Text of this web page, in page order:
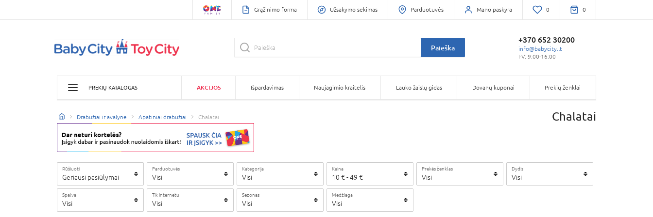
Grąžinimo forma Užsakymo sekimas Parduotuvės Mano paskyra 0 0
Paieška
+370 652 30200
info@babycity.lt
I-V: 9:00-16:00
PREKIŲ KATALOGAS AKCIJOS Išpardavimas Naujagimio kraitelis Lauko žaislų gidas Dovanų kuponai Prekių ženklai
Drabužiai ir avalynė Apatiniai drabužiai Chalatai Chalatai
Rūšiuoti
Geriausi pasiūlymai
Parduotuvės
Visi
Kategorija
Visi
Kaina
10 €-49 €
Prekės ženklas
Visi
Dydis
Visi
Spalva
Visi
Tik internetu
Visi
Sezonas
Visi
Medžiaga
Visi